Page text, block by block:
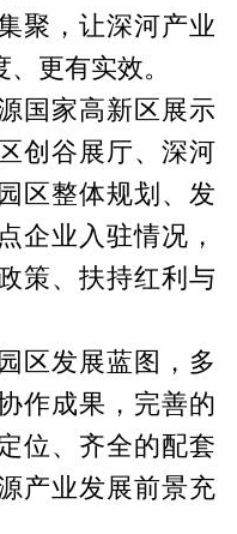
聚，让深河产业
更有实效。
国家高新区展示
创谷展厅、深河
区整体规划、发
企业入驻情况，
策、扶持红利与
区发展蓝图，多
作成果，完善的
位、齐全的配套
产业发展前景充